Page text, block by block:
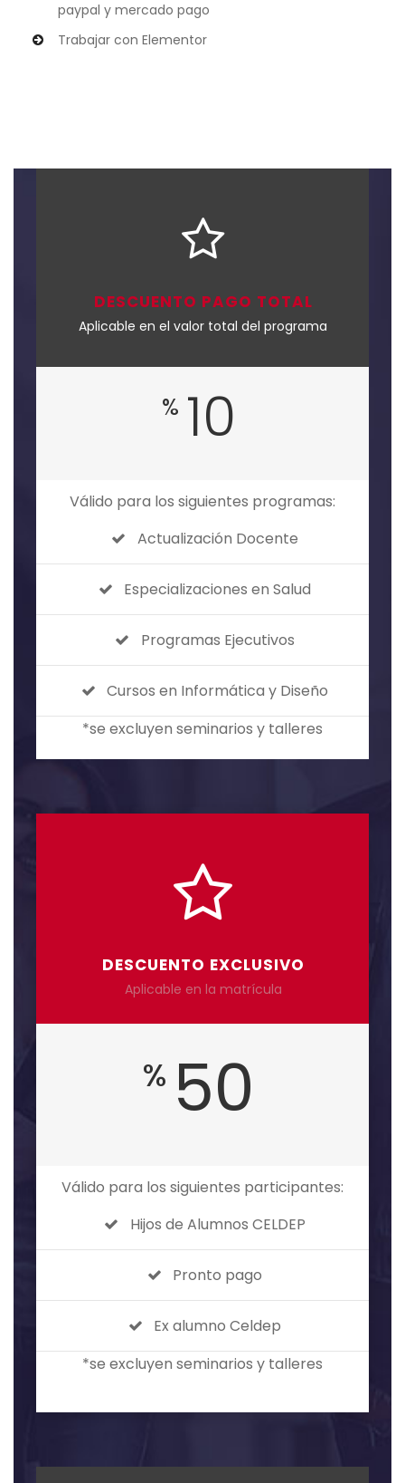
paypal y mercado pago
Trabajar con Elementor
DESCUENTO PAGO TOTAL
Aplicable en el valor total del programa
% 10
Válido para los siguientes programas:
Actualización Docente
Especializaciones en Salud
Programas Ejecutivos
Cursos en Informática y Diseño
*se excluyen seminarios y talleres
DESCUENTO EXCLUSIVO
Aplicable en la matrícula
% 50
Válido para los siguientes participantes:
Hijos de Alumnos CELDEP
Pronto pago
Ex alumno Celdep
*se excluyen seminarios y talleres